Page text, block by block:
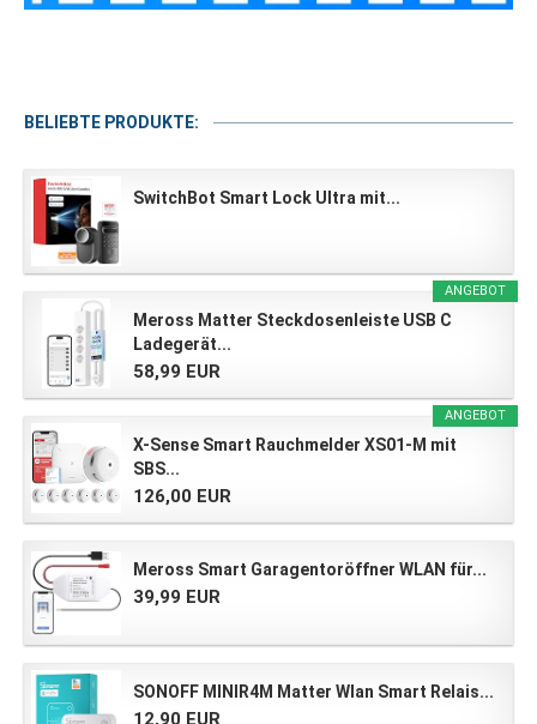
BELIEBTE PRODUKTE:
SwitchBot Smart Lock Ultra mit...
ANGEBOT
Meross Matter Steckdosenleiste USB C
Ladegerät...
58,99 EUR
ANGEBOT
X-Sense Smart Rauchmelder XS01-M mit
SBS...
126,00 EUR
Meross Smart Garagentoröffner WLAN für...
39,99 EUR
SONOFF MINIR4M Matter Wlan Smart Relais...
12,90 EUR